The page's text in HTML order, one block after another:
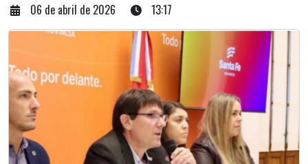
06 de abril de 2026 13:17